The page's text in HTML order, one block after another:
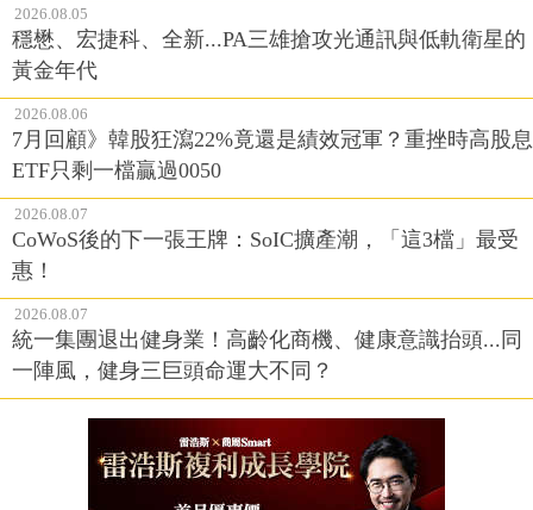
2026.08.05
穩懋、宏捷科、全新...PA三雄搶攻光通訊與低軌衛星的
黃金年代
2026.08.06
7月回顧》韓股狂瀉22%竟還是績效冠軍？重挫時高股息
ETF只剩一檔贏過0050
2026.08.07
CoWoS後的下一張王牌：SoIC擴產潮，「這3檔」最受
惠！
2026.08.07
統一集團退出健身業！高齡化商機、健康意識抬頭...同
一陣風，健身三巨頭命運大不同？